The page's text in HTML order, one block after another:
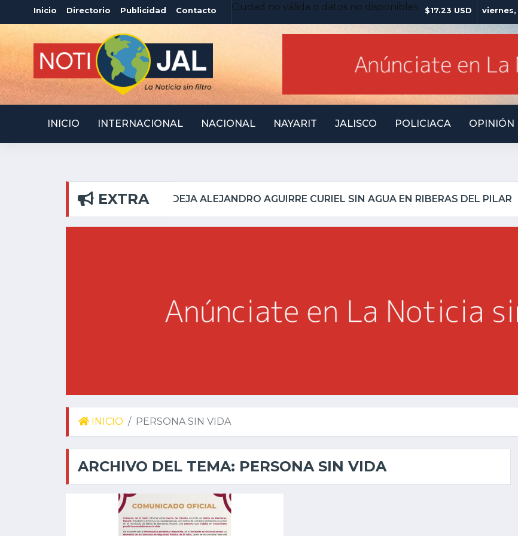
Inicio Directorio Publicidad Contacto Ciudad no válida o datos no disponibles. $17.23 USD
INICIO INTERNACIONAL NACIONAL NAYARIT JALISCO POLICIACA OPINIÓN
EXTRA
EN RIBERAS DEL PILAR ATOTONILQUILLO INSEGURO Y AL VIRREY NO
INICIO PERSONA SIN VIDA
ARCHIVO DEL TEMA: PERSONA SIN VIDA